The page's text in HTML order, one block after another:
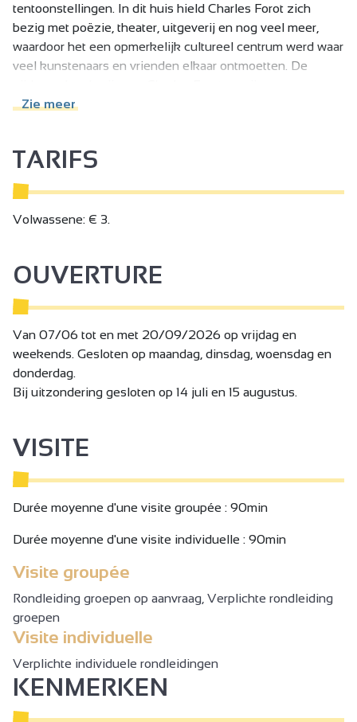
tentoonstellingen. In dit huis hield Charles Forot zich
bezig met poëzie, theater, uitgeverij en nog veel meer,
waardoor het een opmerkelijk cultureel centrum werd waar
veel kunstenaars en vrienden elkaar ontmoetten. De
Geneviève hun actieve pensioen doorbrachten is nu
ver buiten de regio uitstrekte.
Zie meer
TARIFS
Volwassene: € 3.
OUVERTURE
Van 07/06 tot en met 20/09/2026 op vrijdag en
weekends. Gesloten op maandag, dinsdag, woensdag en
donderdag.
Bij uitzondering gesloten op 14 juli en 15 augustus.
VISITE
Durée moyenne d'une visite groupée : 90min
Durée moyenne d'une visite individuelle : 90min
Visite groupée
Rondleiding groepen op aanvraag, Verplichte rondleiding
groepen
Visite individuelle
Verplichte individuele rondleidingen
KENMERKEN